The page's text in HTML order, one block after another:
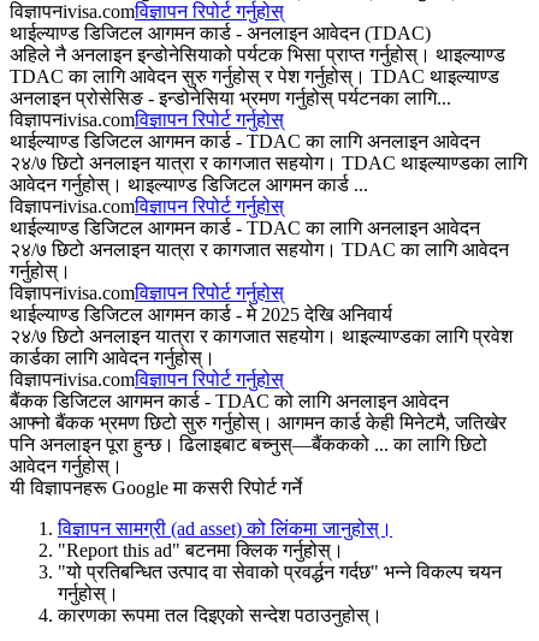
विज्ञापनivisa.comविज्ञापन रिपोर्ट गर्नुहोस्
थाईल्याण्ड डिजिटल आगमन कार्ड - अनलाइन आवेदन (TDAC)
अहिले नै अनलाइन इन्डोनेसियाको पर्यटक भिसा प्राप्त गर्नुहोस्। थाइल्याण्ड
TDAC का लागि आवेदन सुरु गर्नुहोस् र पेश गर्नुहोस्। TDAC थाइल्याण्ड
अनलाइन प्रोसेसिङ - इन्डोनेसिया भ्रमण गर्नुहोस् पर्यटनका लागि...
विज्ञापनivisa.comविज्ञापन रिपोर्ट गर्नुहोस्
थाईल्याण्ड डिजिटल आगमन कार्ड - TDAC का लागि अनलाइन आवेदन
२४/७ छिटो अनलाइन यात्रा र कागजात सहयोग। TDAC थाइल्याण्डका लागि
आवेदन गर्नुहोस्। थाइल्याण्ड डिजिटल आगमन कार्ड ...
विज्ञापनivisa.comविज्ञापन रिपोर्ट गर्नुहोस्
थाईल्याण्ड डिजिटल आगमन कार्ड - TDAC का लागि अनलाइन आवेदन
२४/७ छिटो अनलाइन यात्रा र कागजात सहयोग। TDAC का लागि आवेदन
गर्नुहोस्।
विज्ञापनivisa.comविज्ञापन रिपोर्ट गर्नुहोस्
थाईल्याण्ड डिजिटल आगमन कार्ड - मे 2025 देखि अनिवार्य
२४/७ छिटो अनलाइन यात्रा र कागजात सहयोग। थाइल्याण्डका लागि प्रवेश
कार्डका लागि आवेदन गर्नुहोस्।
विज्ञापनivisa.comविज्ञापन रिपोर्ट गर्नुहोस्
बैंकक डिजिटल आगमन कार्ड - TDAC को लागि अनलाइन आवेदन
आफ्नो बैंकक भ्रमण छिटो सुरु गर्नुहोस्। आगमन कार्ड केही मिनेटमै, जतिखेर
पनि अनलाइन पूरा हुन्छ। ढिलाइबाट बच्नुस्—बैंककको ... का लागि छिटो
आवेदन गर्नुहोस्।
यी विज्ञापनहरू Google मा कसरी रिपोर्ट गर्ने
विज्ञापन सामग्री (ad asset) को लिंकमा जानुहोस्।
"Report this ad" बटनमा क्लिक गर्नुहोस्।
"यो प्रतिबन्धित उत्पाद वा सेवाको प्रवर्द्धन गर्दछ" भन्ने विकल्प चयन
गर्नुहोस्।
कारणका रूपमा तल दिइएको सन्देश पठाउनुहोस्।